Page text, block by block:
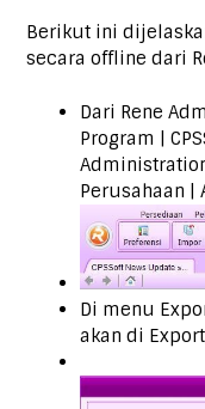
Berikut ini
secara offline dari
Dari Rene
Program |
Perusahaan |
Di menu
akan di